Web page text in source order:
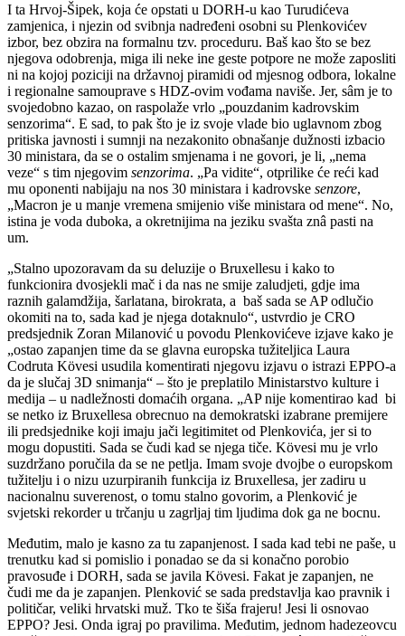
I ta Hrvoj-Šipek, koja će opstati u DORH-u kao Turudićeva
zamjenica, i njezin od svibnja nadređeni osobni su Plenkovićev
izbor, bez obzira na formalnu tzv. proceduru. Baš kao što se bez
njegova odobrenja, miga ili neke ine geste potpore ne može zaposliti
ni na kojoj poziciji na državnoj piramidi od mjesnog odbora, lokalne
i regionalne samouprave s HDZ-ovim vođama naviše. Jer, sâm je to
svojedobno kazao, on raspolaže vrlo „pouzdanim kadrovskim
senzorima“. E sad, to pak što je iz svoje vlade bio uglavnom zbog
pritiska javnosti i sumnji na nezakonito obnašanje dužnosti izbacio
30 ministara, da se o ostalim smjenama i ne govori, je li, „nema
veze“ s tim njegovim senzorima. „Pa vidite“, otprilike će reći kad
mu oponenti nabijaju na nos 30 ministara i kadrovske senzore,
„Macron je u manje vremena smijenio više ministara od mene“. No,
istina je voda duboka, a okretnijima na jeziku svašta znâ pasti na
um.
„Stalno upozoravam da su deluzije o Bruxellesu i kako to
funkcionira dvosjekli mač i da nas ne smije zaludjeti, gdje ima
raznih galamdžija, šarlatana, birokrata, a baš sada se AP odlučio
okomiti na to, sada kad je njega dotaknulo“, ustvrdio je CRO
predsjednik Zoran Milanović u povodu Plenkovićeve izjave kako je
„ostao zapanjen time da se glavna europska tužiteljica Laura
Codruta Kövesi usudila komentirati njegovu izjavu o istrazi EPPO-a
da je slučaj 3D snimanja“ – što je preplatilo Ministarstvo kulture i
medija – u nadležnosti domaćih organa. „AP nije komentirao kad bi
se netko iz Bruxellesa obrecnuo na demokratski izabrane premijere
ili predsjednike koji imaju jači legitimitet od Plenkovića, jer si to
mogu dopustiti. Sada se čudi kad se njega tiče. Kövesi mu je vrlo
suzdržano poručila da se ne petlja. Imam svoje dvojbe o europskom
tužitelju i o nizu uzurpiranih funkcija iz Bruxellesa, jer zadiru u
nacionalnu suverenost, o tomu stalno govorim, a Plenković je
svjetski rekorder u trčanju u zagrljaj tim ljudima dok ga ne bocnu.
Međutim, malo je kasno za tu zapanjenost. I sada kad tebi ne paše, u
trenutku kad si pomislio i ponadao se da si konačno porobio
pravosuđe i DORH, sada se javila Kövesi. Fakat je zapanjen, ne
čudi me da je zapanjen. Plenković se sada predstavlja kao pravnik i
političar, veliki hrvatski muž. Tko te šiša frajeru! Jesi li osnovao
EPPO? Jesi. Onda igraj po pravilima. Međutim, jednom hadezeovcu